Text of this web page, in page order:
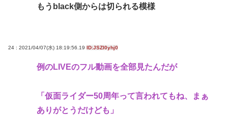
もうblack側からは切られる模様
24 : 2021/04/07(水) 18:19:56.19 ID:JSZI0yhj0
例のLIVEのフル動画を全部見たんだが
「仮面ライダー50周年って言われてもね、まぁ
ありがとうだけども」